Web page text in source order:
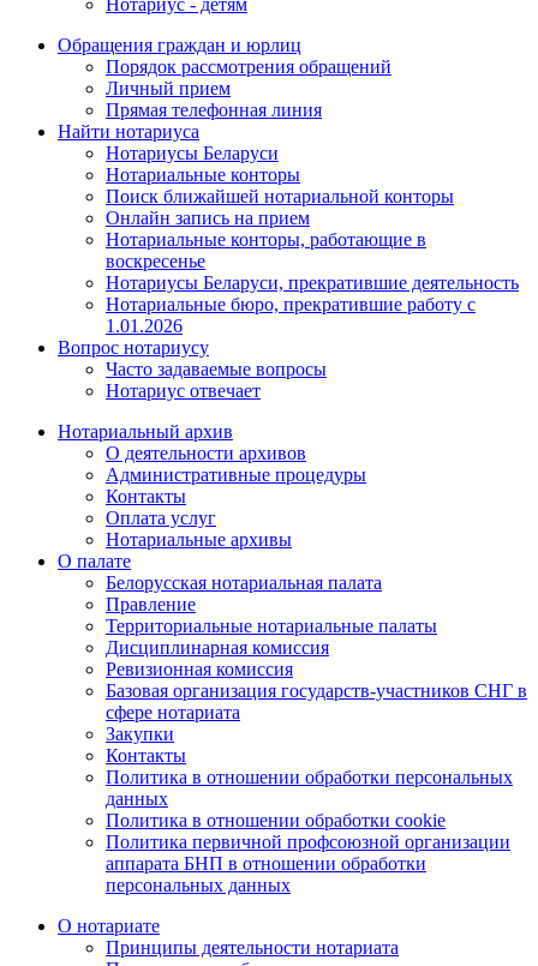
Обращения граждан и юрлиц
Порядок рассмотрения обращений
Личный прием
Прямая телефонная линия
Найти нотариуса
Нотариусы Беларуси
Нотариальные конторы
Поиск ближайшей нотариальной конторы
Онлайн запись на прием
Нотариальные конторы, работающие в
воскресенье
Нотариусы Беларуси, прекратившие деятельность
Нотариальные бюро, прекратившие работу с
1.01.2026
Вопрос нотариусу
Часто задаваемые вопросы
Нотариус отвечает
Нотариальный архив
О деятельности архивов
Административные процедуры
Контакты
Оплата услуг
Нотариальные архивы
О палате
Белорусская нотариальная палата
Правление
Территориальные нотариальные палаты
Дисциплинарная комиссия
Ревизионная комиссия
Базовая организация государств-участников СНГ в
сфере нотариата
Закупки
Контакты
Политика в отношении обработки персональных
данных
Политика в отношении обработки cookie
Политика первичной профсоюзной организации
аппарата БНП в отношении обработки
персональных данных
О нотариате
Принципы деятельности нотариата